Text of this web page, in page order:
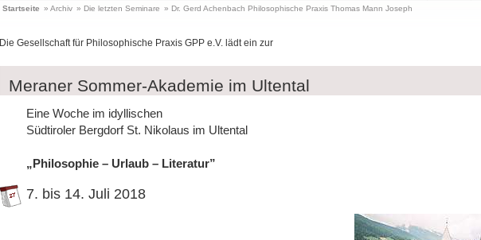
Startseite » Archiv » Die letzten Seminare » Dr. Gerd Achenbach Philosophische Praxis Thomas Mann Joseph
Die Gesellschaft für Philosophische Praxis GPP e.V. lädt ein zur
Meraner Sommer-Akademie im Ultental
Eine Woche im idyllischen
Südtiroler Bergdorf St. Nikolaus im Ultental
„Philosophie – Urlaub – Literatur”
7. bis 14. Juli 2018